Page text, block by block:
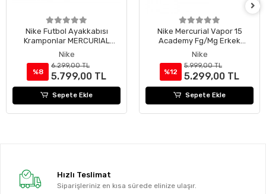
Nike Futbol Ayakkabısı
Kramponlar MERCURIAL
ZOOM VAPOR 16 ACADEMY
KM FG/MG FQ8377-801
Nike
%8
6.299,00 TL
5.799,00 TL
Sepete Ekle
Nike Mercurial Vapor 15
Academy Fg/Mg Erkek
Krampon DJ5631-601
Nike
%12
5.999,00 TL
5.299,00 TL
Sepete Ekle
Hızlı Teslimat
Siparişleriniz en kısa sürede elinize ulaşır.